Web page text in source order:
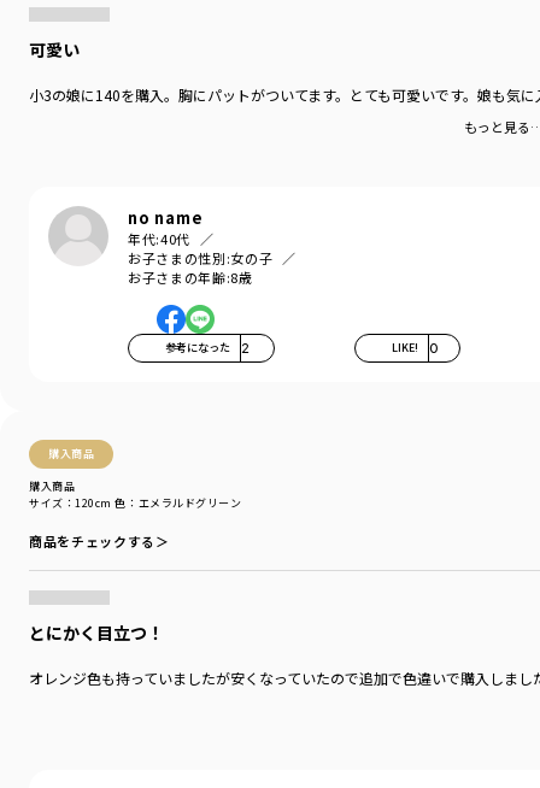
可愛い
小3の娘に140を購入。胸にパットがついてます。とても可愛いです。娘も気に
もっと見る
no name
年代:40代
お子さまの性別:女の子
お子さまの年齢:8歳
参考になった 2 LIKE! 0
購入商品
購入商品
サイズ：120cm 色：エメラルドグリーン
商品をチェックする＞
とにかく目立つ！
オレンジ色も持っていましたが安くなっていたので追加で色違いで購入しま
シーズン
カテゴリ
カラー
／ パープル
性別タイプ
／GIRL